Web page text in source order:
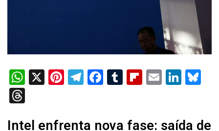
W
h
s
X Pi
nt
es
T
el
gr
F
a
b
T
u
bl
Fli
p
o
E
m
Li
n
dI ky
e
Intel enfrenta nova fase: saída de